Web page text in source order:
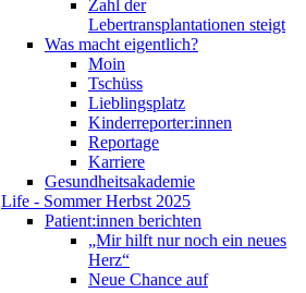
Zahl der
Lebertransplantationen steigt
Was macht eigentlich?
Moin
Tschüss
Lieblingsplatz
Kinderreporter:innen
Reportage
Karriere
Gesundheitsakademie
Life - Sommer Herbst 2025
Patient:innen berichten
„Mir hilft nur noch ein neues
Herz“
Neue Chance auf